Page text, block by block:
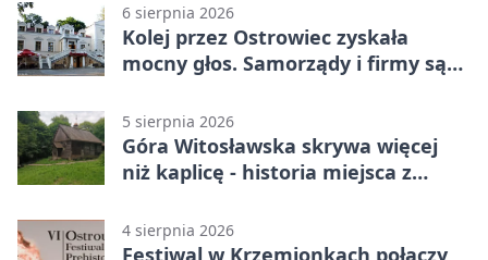
6 sierpnia 2026
Kolej przez Ostrowiec zyskała
mocny głos. Samorządy i firmy są
5 sierpnia 2026
Góra Witosławska skrywa więcej
niż kaplicę - historia miejsca z
4 sierpnia 2026
Festiwal w Krzemionkach połączy